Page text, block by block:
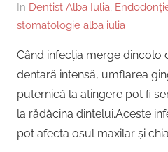
In Dentist Alba Iulia,
stomatologie alba iulia
Când infecția merge dincolo
dentară intensă, umflarea
puternică la atingere pot fi
la rădăcina dintelui.Aceste
pot afecta osul maxilar și